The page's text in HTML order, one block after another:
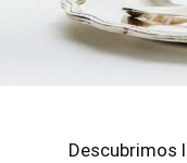
Descubrimos